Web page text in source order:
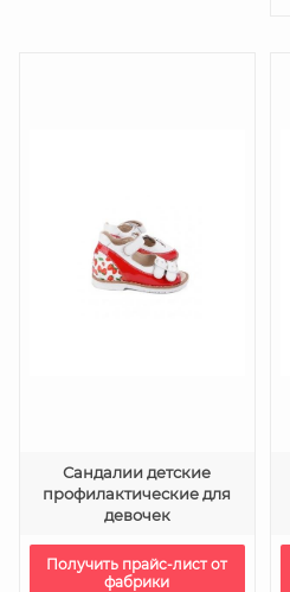
Сандалии детские
профилактические для
девочек
Получить прайс-лист от
фабрики